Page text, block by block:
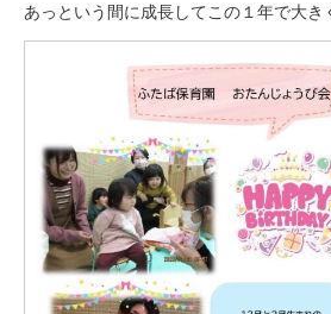
あっという間に成長してこの１年で大き